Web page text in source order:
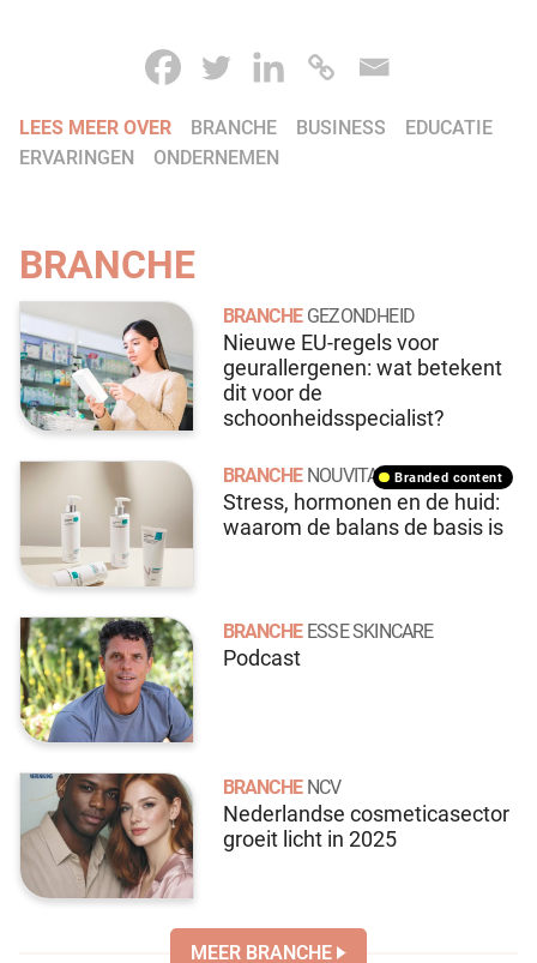
LEES MEER OVER BRANCHE BUSINESS
EDUCATIE
ERVARINGEN
ONDERNEMEN
BRANCHE
BRANCHE GEZONDHEID
Nieuwe EU-regels voor
geurallergenen: wat betekent
dit voor de
schoonheidsspecialist?
branded content
BRANCHE NOUVITAL
Stress, hormonen en de huid:
waarom de balans de basis is
BRANCHE ESSE SKINCARE
Podcast
BRANCHE NCV
Nederlandse cosmeticasector
groeit licht in 2025
MEER BRANCHE